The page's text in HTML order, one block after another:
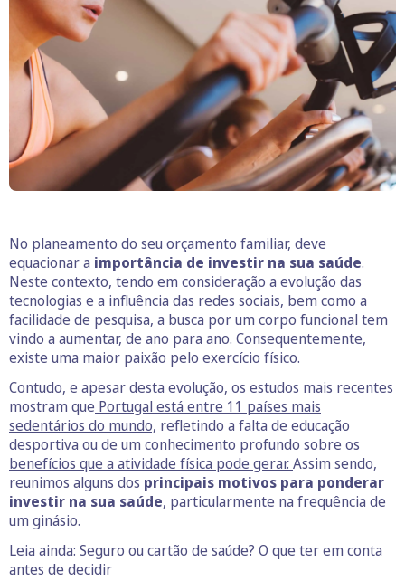
No planeamento do seu orçamento familiar, deve
equacionar a importância de investir na sua saúde.
Neste contexto, tendo em consideração a evolução das
tecnologias e a influência das redes sociais, bem como a
facilidade de pesquisa, a busca por um corpo funcional tem
vindo a aumentar, de ano para ano. Consequentemente,
existe uma maior paixão pelo exercício físico.
Contudo, e apesar desta evolução, os estudos mais recentes
mostram que Portugal está entre 11 países mais
sedentários do mundo, refletindo a falta de educação
desportiva ou de um conhecimento profundo sobre os
benefícios que a atividade física pode gerar.Assim sendo,
reunimos alguns dos principais motivos para ponderar
investir na sua saúde, particularmente na frequência de
um ginásio.
Leia ainda: Seguro ou cartão de saúde? O que ter em conta
antes de decidir